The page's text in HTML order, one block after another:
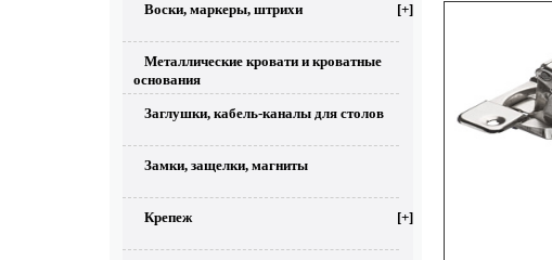
Воски, маркеры, штрихи [+]
Металлические кровати и кроватные
основания
Заглушки, кабель-каналы для столов
Замки, защелки, магниты
Крепеж [+]